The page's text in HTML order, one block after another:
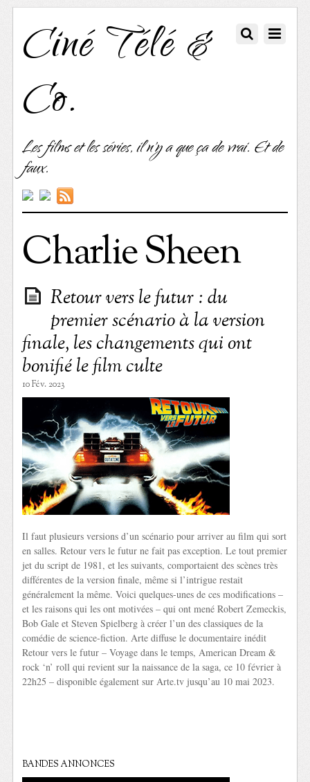
Ciné Télé &
Co.
Les films et les séries, il n'y a que ça de vrai. Et de
faux.
Charlie Sheen
Retour vers le futur : du
premier scénario à la version
finale, les changements qui ont
bonifié le film culte
10 Fév. 2023
Il faut plusieurs versions d’un scénario pour arriver au film qui sort
en salles. Retour vers le futur ne fait pas exception. Le tout premier
jet du script de 1981, et les suivants, comportaient des scènes très
différentes de la version finale, même si l’intrigue restait
généralement la même. Voici quelques-unes de ces modifications –
et les raisons qui les ont motivées – qui ont mené Robert Zemeckis,
Bob Gale et Steven Spielberg à créer l’un des classiques de la
comédie de science-fiction. Arte diffuse le documentaire inédit
Retour vers le futur – Voyage dans le temps, American Dream &
rock ‘n’ roll qui revient sur la naissance de la saga, ce 10 février à
22h25 – disponible également sur Arte.tv jusqu’au 10 mai 2023.
BANDES ANNONCES